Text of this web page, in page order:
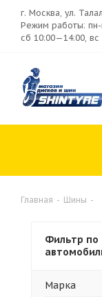
г. Москва, ул.
Режим работы: пн-
сб 10:00—14:00,
Главная - Шины -
Фильтр по
Марка